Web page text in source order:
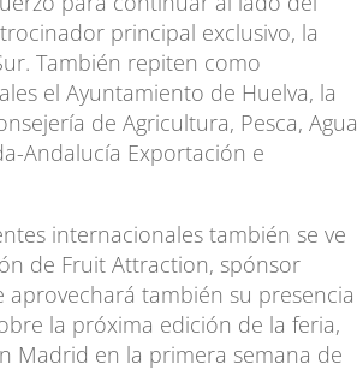
principal exclusivo, la
También repiten como
el Ayuntamiento de Huelva, la
de Agricultura, Pesca, Agua
Andalucía Exportación e
internacionales también se ve
de Fruit Attraction, spónsor
aprovechará también su presencia
la próxima edición de la feria,
Madrid en la primera semana de